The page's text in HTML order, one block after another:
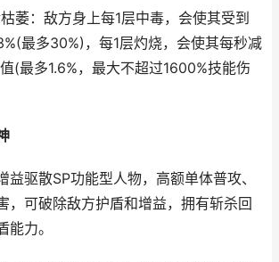
：敌方身上每1层中毒，会使其受到
最多30%)，每1层灼烧，会使其每秒减
(最多1.6%，最大不超过1600%技能伤
驱散SP功能型人物，高额单体普攻、
，可破除敌方护盾和增益，拥有斩杀回
能力。